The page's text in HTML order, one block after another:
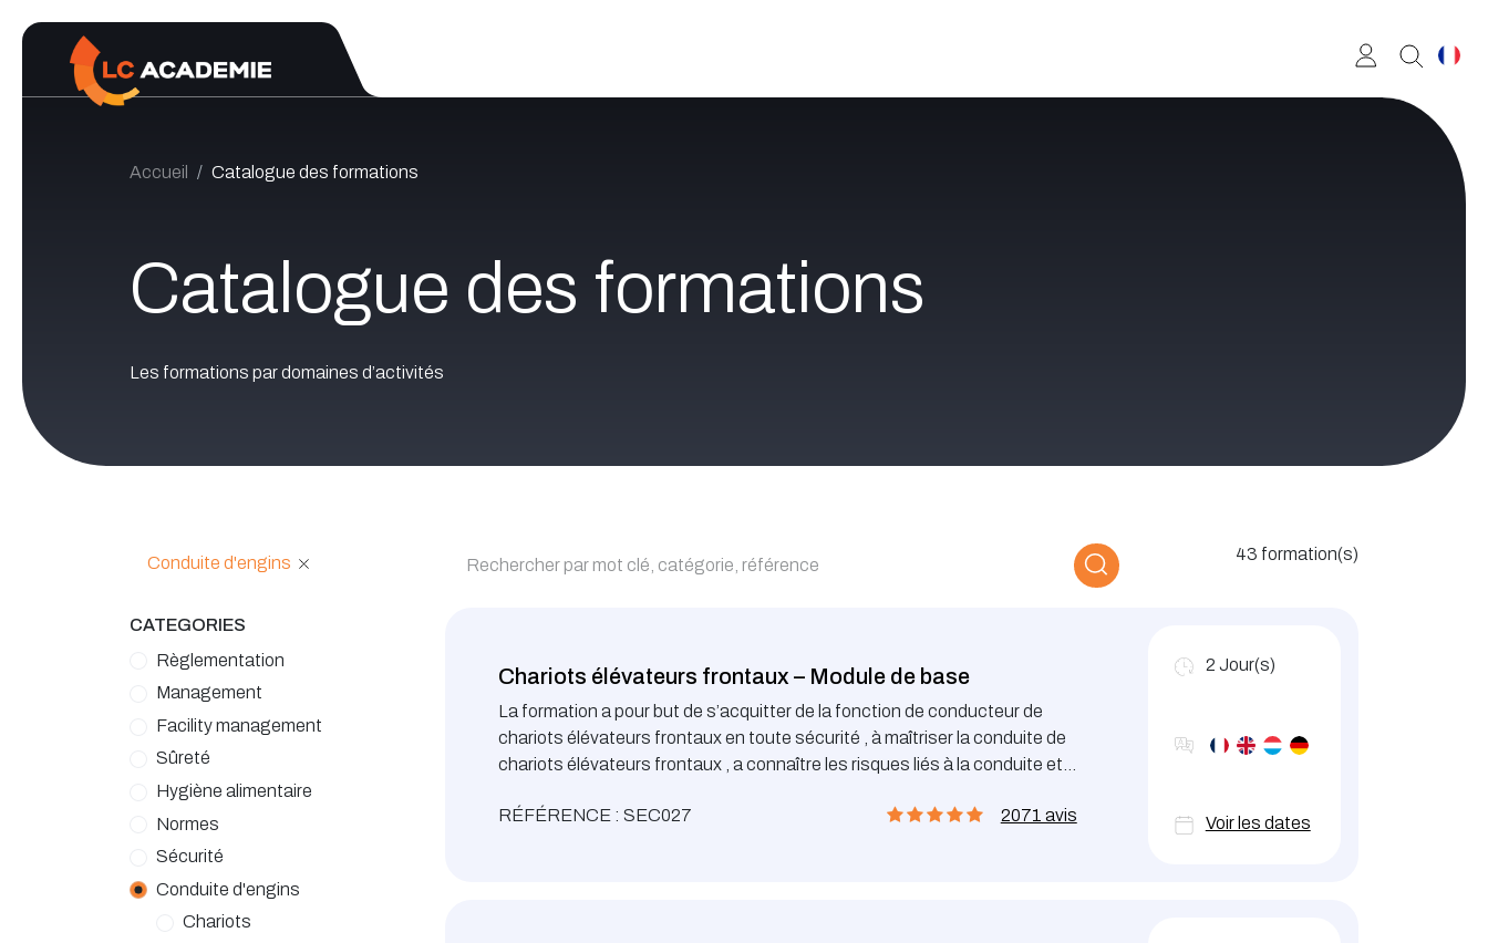
Accueil Catalogue des formations
Catalogue des formations
Les formations par domaines d’activités
Conduite d'engins
CATEGORIES
Règlementation
Management
Facility management
Sûreté
Hygiène alimentaire
Normes
Sécurité
Conduite d'engins
Chariots
43 formation(s)
Chariots élévateurs frontaux – Module de base
La formation a pour but de s’acquitter de la fonction de conducteur de
chariots élévateurs frontaux en toute sécurité , à maîtriser la conduite de
chariots élévateurs frontaux , a connaître les risques liés à la conduite et
RÉFÉRENCE : SEC027
2071 avis
2 Jour(s)
Voir les dates